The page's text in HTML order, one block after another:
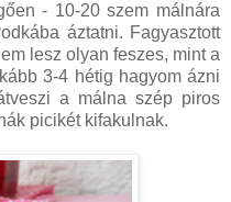
- 10-20 szem málnára
áztatni. Fagyasztott
lesz olyan feszes, mint a
3-4 hétig hagyom ázni
a málna szép piros
picikét kifakulnak.